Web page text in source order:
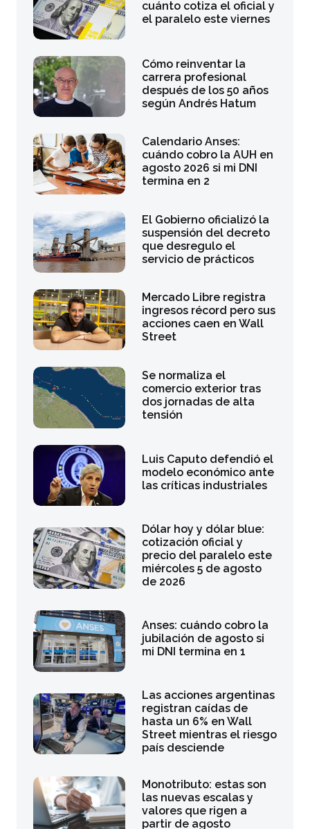
cuánto cotiza el oficial y
el paralelo este viernes
Cómo reinventar la
carrera profesional
después de los 50 años
según Andrés Hatum
Calendario Anses:
cuándo cobro la AUH en
agosto 2026 si mi DNI
termina en 2
El Gobierno oficializó la
suspensión del decreto
que desregulo el
servicio de prácticos
Mercado Libre registra
ingresos récord pero sus
acciones caen en Wall
Street
Se normaliza el
comercio exterior tras
dos jornadas de alta
tensión
Luis Caputo defendió el
modelo económico ante
las críticas industriales
Dólar hoy y dólar blue:
cotización oficial y
precio del paralelo este
miércoles 5 de agosto
de 2026
Anses: cuándo cobro la
jubilación de agosto si
mi DNI termina en 1
Las acciones argentinas
registran caídas de
hasta un 6% en Wall
Street mientras el riesgo
país desciende
Monotributo: estas son
las nuevas escalas y
valores que rigen a
partir de agosto